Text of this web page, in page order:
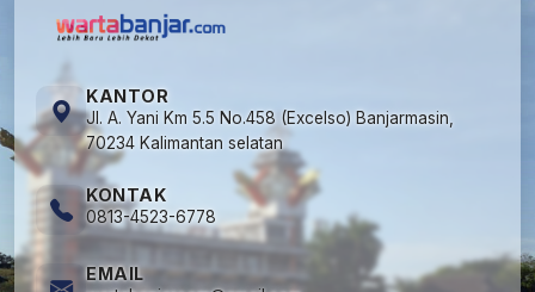
KANTOR
Jl. A. Yani Km 5.5 No.458 (Excelso) Banjarmasin,
70234 Kalimantan selatan
KONTAK
0813-4523-6778
EMAIL